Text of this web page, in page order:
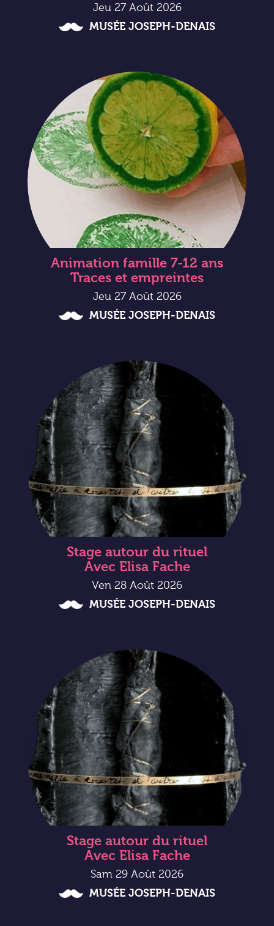
Jeu 27 Août 2026
MUSÉE JOSEPH-DENAIS
Animation famille 7-12 ans
Traces et empreintes
Jeu 27 Août 2026
MUSÉE JOSEPH-DENAIS
Stage autour du rituel
Avec Elisa Fache
Ven 28 Août 2026
MUSÉE JOSEPH-DENAIS
Stage autour du rituel
Avec Elisa Fache
Sam 29 Août 2026
MUSÉE JOSEPH-DENAIS